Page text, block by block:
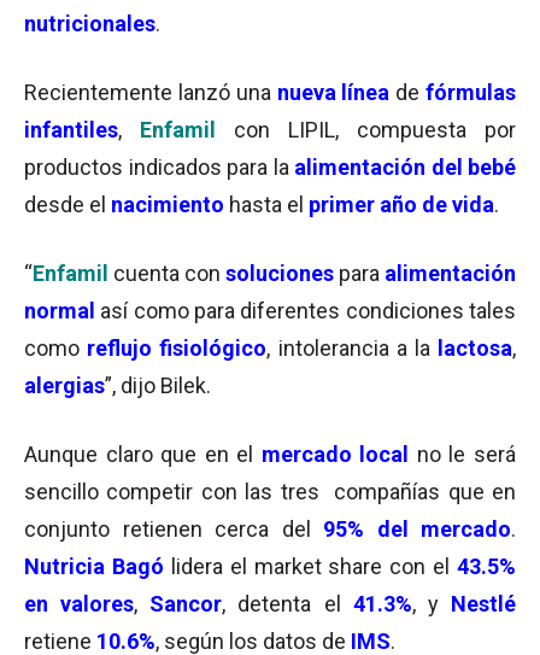
nutricionales.
Recientemente lanzó una nueva línea defórmulas
infantiles, Enfamil
con LIPIL, compuesta por
productos indicados para la alimentación del bebé
desde el nacimiento hasta el primer año de vida.
“Enfamil cuenta con soluciones para alimentación
normal así como para diferentes condiciones tales
como reflujo fisiológico, intolerancia a la lactosa,
alergias”, dijo Bilek.
Aunque claro que en el mercado local
no le será
sencillo competir con las tres compañías que en
conjunto retienen cerca del 95% del mercado.
Nutricia Bagó lidera el market share con el 43.5%
en valores, Sancor, detenta el 41.3%, y Nestlé
retiene 10.6%, según los datos de IMS.